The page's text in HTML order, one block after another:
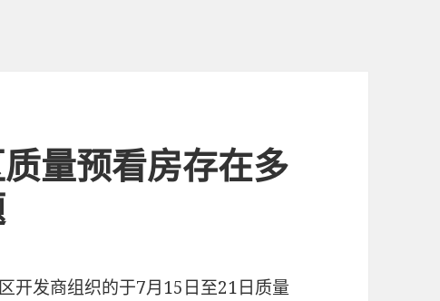
量预看房存在多
开发商组织的于7月15日至21日质量